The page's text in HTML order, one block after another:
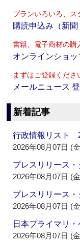
プランいろいろ、ス
購読申込み（新聞
書籍、電子商材の購
オンラインショッ
まずはご登録くださ
メールニュース
新着記事
行政情報リスト
2026年08月07日 (
プレスリリース
2026年08月07日 (
プレスリリース
2026年08月07日 (
日本プライマリ
2026年08月07日 (